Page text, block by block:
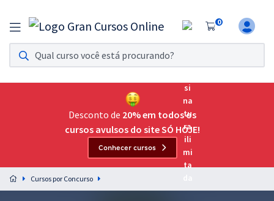
0
Assinatura Ilimitada 11
Acesso a todos os cursos. Teste grátis por 7 dias!
Assinatura OAB Até Passar
Acesso ilimitado a toda preparação para o Exame da
Preparação completa e intensiva para as principais
residências em saúde do Brasil
Desconto de 20% em todos os
cursos avulsos do site SÓ HOJE!
Conhecer cursos
Cursos por Concurso